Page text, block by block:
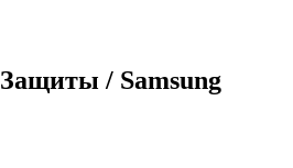
Защиты / Samsung